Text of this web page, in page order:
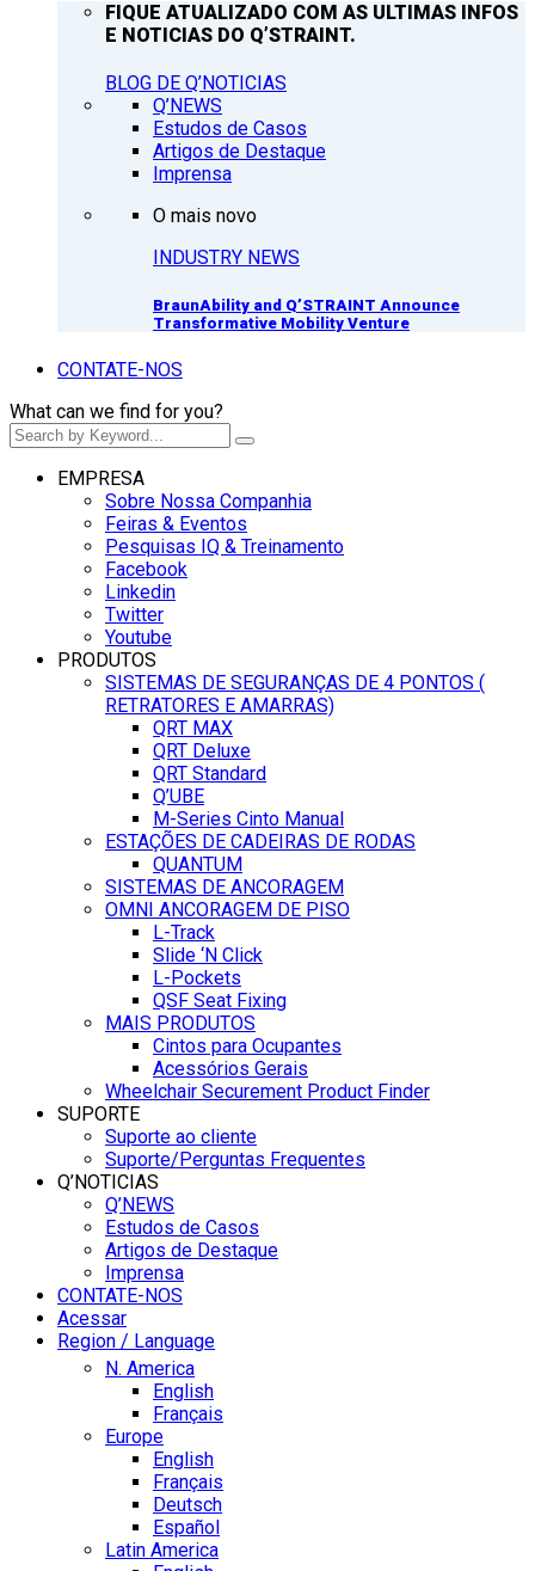
FIQUE ATUALIZADO COM AS ULTIMAS INFOS
E NOTICIAS DO Q’STRAINT.
BLOG DE Q’NOTICIAS
Q’NEWS
Estudos de Casos
Artigos de Destaque
Imprensa
O mais novo
INDUSTRY NEWS
BraunAbility and Q’STRAINT Announce
Transformative Mobility Venture
CONTATE-NOS
What can we find for you?
EMPRESA
Sobre Nossa Companhia
Feiras & Eventos
Pesquisas IQ & Treinamento
Facebook
Linkedin
Twitter
Youtube
PRODUTOS
SISTEMAS DE SEGURANÇAS DE 4 PONTOS (
RETRATORES E AMARRAS)
QRT MAX
QRT Deluxe
QRT Standard
Q’UBE
M-Series Cinto Manual
ESTAÇÕES DE CADEIRAS DE RODAS
QUANTUM
SISTEMAS DE ANCORAGEM
OMNI ANCORAGEM DE PISO
L-Track
Slide ‘N Click
L-Pockets
QSF Seat Fixing
MAIS PRODUTOS
Cintos para Ocupantes
Acessórios Gerais
Wheelchair Securement Product Finder
SUPORTE
Suporte ao cliente
Suporte/Perguntas Frequentes
Q’NOTICIAS
Q’NEWS
Estudos de Casos
Artigos de Destaque
Imprensa
CONTATE-NOS
Acessar
Region / Language
N. America
English
Français
Europe
English
Français
Deutsch
Español
Latin America